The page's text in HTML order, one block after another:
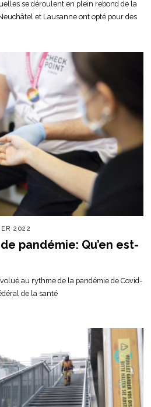
se déroulent en plein rebond de la
et Lausanne ont opté pour des
2022
pandémie: Qu’en est-
au rythme de la pandémie de Covid-
de la santé